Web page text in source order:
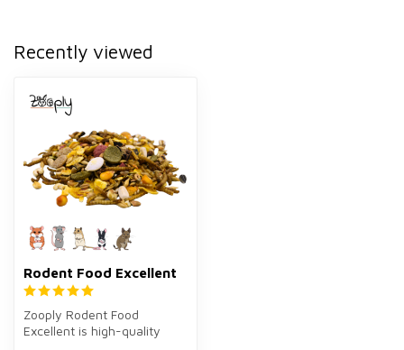
Recently viewed
Rodent Food Excellent
Zooply Rodent Food
Excellent is high-quality